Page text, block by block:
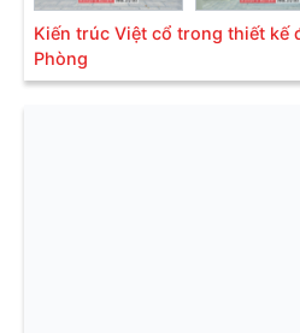
Kiến trúc Việt cổ trong thiết kế
Phòng